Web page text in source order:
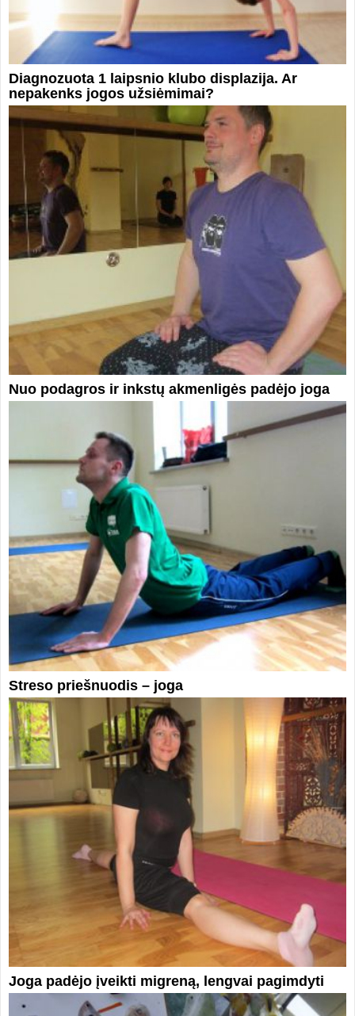
Diagnozuota 1 laipsnio klubo displazija. Ar
nepakenks jogos užsiėmimai?
Nuo podagros ir inkstų akmenligės padėjo joga
Streso priešnuodis – joga
Joga padėjo įveikti migreną, lengvai pagimdyti